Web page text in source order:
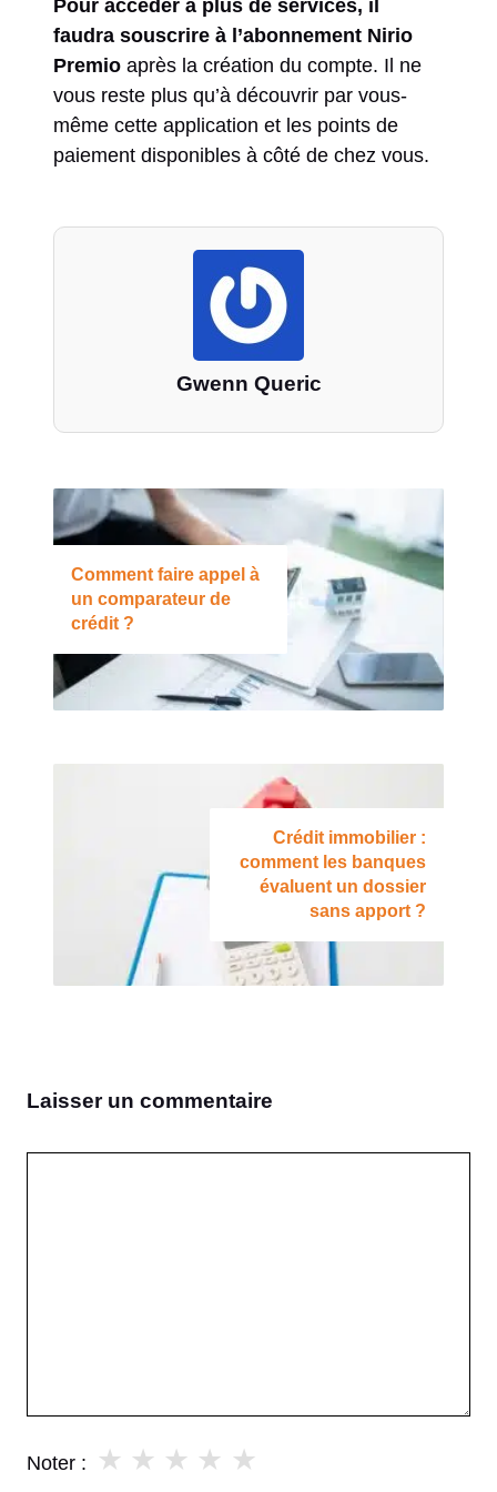
Pour accéder à plus de services, il
faudra souscrire à l’abonnement Nirio
Premio après la création du compte. Il ne
vous reste plus qu’à découvrir par vous-
même cette application et les points de
paiement disponibles à côté de chez vous.
Gwenn Queric
Comment faire appel à
un comparateur de
crédit ?
Crédit immobilier :
comment les banques
évaluent un dossier
sans apport ?
Laisser un commentaire
Noter : ★
★
★
★
★